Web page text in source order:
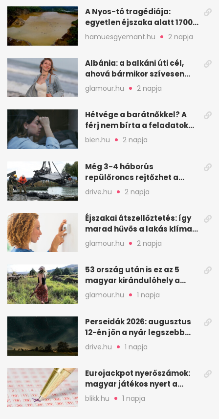
A Nyos-tó tragédiája:
egyetlen éjszaka alatt 1700
ember halt meg
hamuesgyemant.hu 2 napja
Albánia: a balkáni úti cél,
ahová bármikor szívesen
visszamennék
glamour.hu 2 napja
Hétvége a barátnőkkel? A
férj nem bírta a feladatokat,
a feleség levegőt kér
bien.hu 2 napja
Még 3-4 háborús
repülőroncs rejtőzhet a
Balaton mélyén
drive.hu 2 napja
Éjszakai átszellőztetés: így
marad hűvös a lakás klíma
nélkül
glamour.hu 2 napja
53 ország után is ez az 5
magyar kirándulóhely a
kedvencem
glamour.hu 1 napja
Perseidák 2026: augusztus
12-én jön a nyár legszebb
csillaghullása
drive.hu 1 napja
Eurojackpot nyerőszámok:
magyar játékos nyert a
2026. augusztus 4-i húzáson
blikk.hu 1 napja